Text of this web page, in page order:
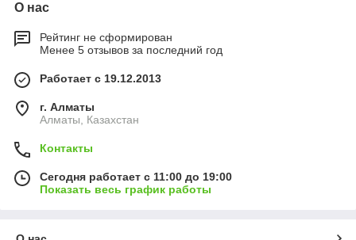
О нас
Рейтинг не сформирован
Менее 5 отзывов за последний год
Работает с 19.12.2013
г. Алматы
Алматы, Казахстан
Контакты
Сегодня работает с 11:00 до 19:00
Показать весь график работы